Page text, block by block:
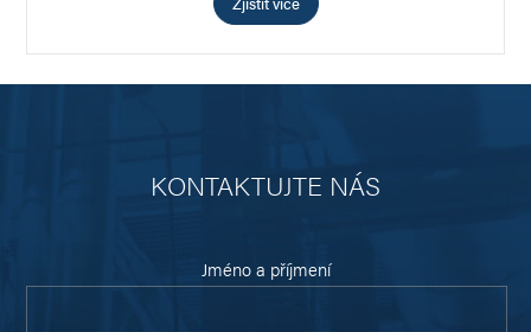
KONTAKTUJTE NÁS
Jméno a příjmení